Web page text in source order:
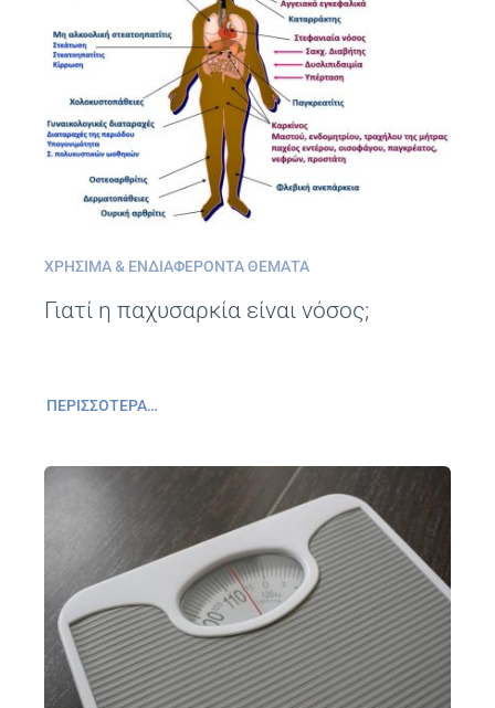
ΧΡΉΣΙΜΑ & ΕΝΔΙΑΦΈΡΟΝΤΑ ΘΈΜΑΤΑ
Γιατί η παχυσαρκία είναι νόσος;
ΠΕΡΙΣΣΌΤΕΡΑ…